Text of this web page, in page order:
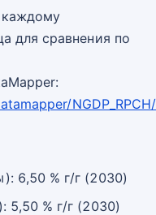
для сравнения по
6,50 % г/г (2030)
5,50 % г/г (2030)